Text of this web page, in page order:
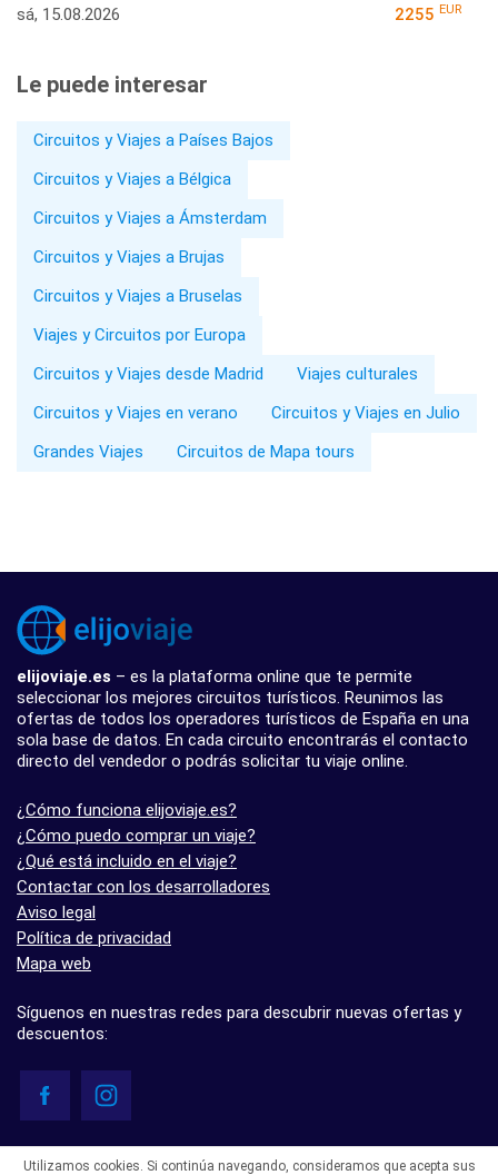
sá, 15.08.2026 2255 EUR
Le puede interesar
Circuitos y Viajes a Países Bajos
Circuitos y Viajes a Bélgica
Circuitos y Viajes a Ámsterdam
Circuitos y Viajes a Brujas
Circuitos y Viajes a Bruselas
Viajes y Circuitos por Europa
Circuitos y Viajes desde Madrid
Viajes culturales
Circuitos y Viajes en verano
Circuitos y Viajes en Julio
Grandes Viajes
Circuitos de Mapa tours
elijoviaje.es – es la plataforma online que te permite
seleccionar los mejores circuitos turísticos. Reunimos las
ofertas de todos los operadores turísticos de España en una
sola base de datos. En cada circuito encontrarás el contacto
directo del vendedor o podrás solicitar tu viaje online.
¿Cómo funciona elijoviaje.es?
¿Cómo puedo comprar un viaje?
¿Qué está incluido en el viaje?
Contactar con los desarrolladores
Aviso legal
Política de privacidad
Mapa web
Síguenos en nuestras redes para descubrir nuevas ofertas y
descuentos:
- 5.0 basado en 7 opiniones
Utilizamos cookies. Si continúa navegando, consideramos que acepta sus